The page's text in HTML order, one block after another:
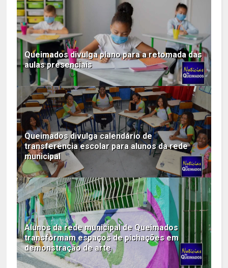
Queimados divulga plano para a retomada das
aulas presenciais
Queimados divulga calendário de
transferência escolar para alunos da rede
municipal
Alunos da rede municipal de Queimados
transformam espaços de pichações em
demonstração de arte